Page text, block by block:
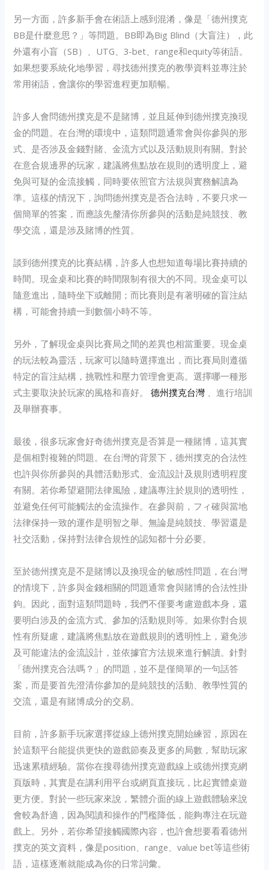
另一方面，許多新手會在術語上感到混淆，像是「德州撲克
BB是什麼意思？」等問題。BB即為Big Blind（大盲注），此
外還有小盲（SB）、UTG、3-bet、range和equity等術語。
如果想要系統化地學習，尋找德州撲克的教學資料並專注於
常用術語，會讓你的學習進程更加順暢。
許多人會問德州撲克是不是賭博，並且延伸到德州撲克換現
金的問題。在台灣的環境中，這類問題通常會與你參與的形
式、是否涉及金錢對賭、金流方式以及活動規則有關。對於
在意合規邊界的玩家，建議將焦點放在規則的透明度上，避
免與可疑的金流接觸，同時要依照官方法規與實務解讀為
準。這樣的情況下，詢問德州撲克是否合法時，不要只求一
個簡單的答案，而應該先釐清你所參與的活動是純競技、教
學交流，還是涉及賭博的性質。
談到德州撲克的比賽結構，許多人也想知道每場比賽持續的
時間。現金桌和比賽的時間限制有很大的不同。現金桌可以
隨意進出，隨時坐下或離開；而比賽則是有著明確的盲注結
構，可能會持續一到數個小時不等。
另外，了解現金桌與比賽局之間的差異也相當重要。現金桌
的玩法較為靈活，玩家可以隨時選擇進出，而比賽局則遵循
特定的盲注結構，挑戰性和壓力管理會更高。選擇哪一種形
式主要取決於玩家的風格和喜好。德州撲克台灣 、進行培訓
及舉辦賽事。
最後，很多玩家會好奇德州撲克是否算是一種賭博，這其實
是個相對複雜的問題。在台灣的背景下，德州撲克的合法性
也許與你所參與的具體活動形式、金流設計及規則透明程度
有關。若你希望避開法律風險，建議專注於規則的透明性，
並避免任何可能觸法的金流操作。在參與前，フィ確與當地
法律保持一致的運作是明智之舉。無論是純競技、學習還是
社交活動，保持對法律合規性的認知都十分必要。
至於德州撲克是不是賭博以及換現金的敏感性問題，在台灣
的情境下，許多與金錢相關的問題通常會與賭博的合法性掛
鉤。因此，面對這類問題時，我們不僅要考慮遊戲本身，還
要明白涉及的金流方式、參加的活動規則等。如果你對合規
性有所疑慮，建議將焦點放在遊戲規則的透明性上，避免涉
及可能違法的金流設計，並依據官方法規來進行解讀。針對
「德州撲克合法嗎？」的問題，並不是僅簡單的一句話答
案，而是要首先澄清你參加的是純競技的活動、教學性質的
交流，還是有賭博成分的交易。
目前，許多新手玩家選擇從線上德州撲克開始練習，原因在
於這類平台能提供更快的遊戲節奏及更多的局數，幫助玩家
迅速累積經驗。當你在搜尋德州撲克遊戲線上或德州撲克網
頁版時，其實是在講利用平台或網頁直接玩，比起實體桌遊
更方便。對於一些玩家來說，繁體介面的線上遊戲體驗來說
會較為舒適，因為閱讀和操作的門檻降低，能夠專注在玩遊
戲上。另外，若你希望接觸國際內容，也許會想要看看德州
撲克的英文資料，像是position、range、value bet等這些術
語，這樣逐漸就能成為你的日常詞彙。